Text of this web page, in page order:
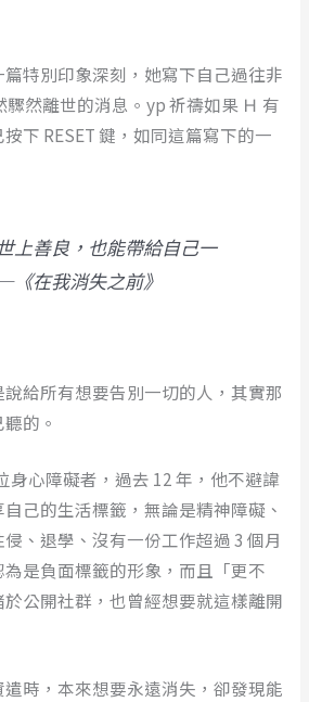
特別印象深刻，她寫下自己過往非
驟然離世的消息。yp 祈禱如果 Ｈ 有
下 RESET 鍵，如同這篇寫下的一
上善良，也能帶給自己一
在我消失之前》
給所有想要告別一切的人，其實那
的。
身心障礙者，過去 12 年，他不避諱
己的生活標籤，無論是精神障礙、
、退學、沒有一份工作超過 3 個月
是負面標籤的形象，而且「更不
公開社群，也曾經想要就這樣離開
時，本來想要永遠消失，卻發現能